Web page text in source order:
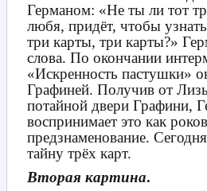
Германом: «Не ты ли тот
любя, придёт, чтобы
три карты, три карты?»
слова. По окончании
«Искренность пастушки»
Графиней. Получив от
потайной двери Графини,
воспринимает это как
предзнаменование.
тайну трёх карт.
Вторая картина.